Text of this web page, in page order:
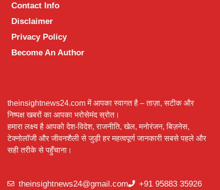
Contact Info
Disclaimer
Privacy Policy
Become An Author
theinsightnews24.com में आपका स्वागत है – ताज़ा, सटीक और
निष्पक्ष खबरों का आपका भरोसेमंद स्रोत।
हमारा लक्ष्य है आपको देश-विदेश, राजनीति, खेल, मनोरंजन, बिज़नेस,
टेक्नोलॉजी और जीवनशैली से जुड़ी हर महत्वपूर्ण जानकारी सबसे पहले और
सही तरीके से पहुँचाना।
theinsightnews24@gmail.com +91 95883 35926